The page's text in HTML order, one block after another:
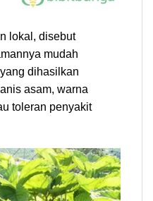
lokal, disebut
mudah
dihasilkan
asam, warna
toleran penyakit